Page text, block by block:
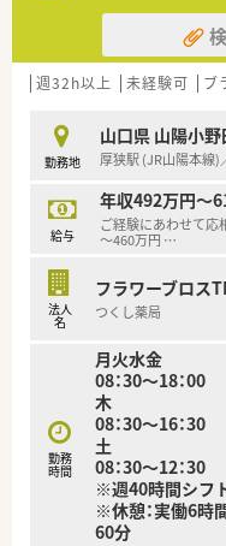
■現在活躍中の正社
なっており、長期
ます。
■総合病院門前とい
します。
■年齢層としては30
しながら地域医療
す。
【法人特徴について】
■山陽小野田市や宇
す。
■社長自身も現役の
ます。
■勤続30年以上のス
く、腰を据えて長く
えます。
【職場環境と雰囲気】
■常勤薬剤師は30代
ある雰囲気の中で
す。
週32h以上 未経験可 ブ
勤務地
山口県 山陽小
厚狭駅 (JR山陽本線)
給与
年収492万円～
ご経験にあわせて応
～460万円 …
法人
名
フラワーブロス
つくし薬局
勤務
時間
月火水金
08：30～18：00
木
08：30～16：30
土
08：30～12：30
※週40時間シフ
※休憩：実働6時
60分